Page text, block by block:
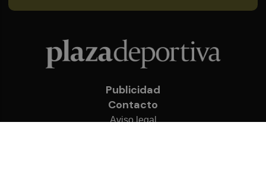
Publicidad
Contacto
Aviso legal